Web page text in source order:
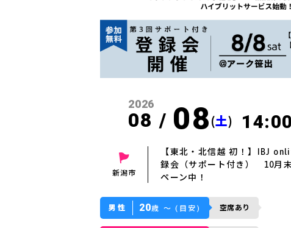
2026
08 / 08 (土)
新潟市
【東北・北信越 初！】IBJ
録会（サポート付き） 10月
ペーン中！
男性 20歳 〜 (目安) 空席あり